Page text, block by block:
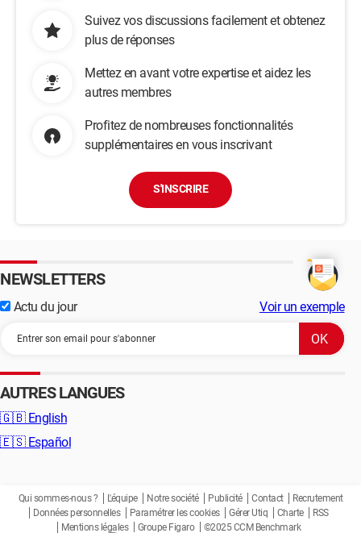
Suivez vos discussions facilement et obtenez
plus de réponses
Mettez en avant votre expertise et aidez les
autres membres
Profitez de nombreuses fonctionnalités
supplémentaires en vous inscrivant
S'INSCRIRE
NEWSLETTERS
Actu du jour Voir un exemple
AUTRES LANGUES
🇬🇧 English
🇪🇸 Español
Qui sommes-nous ? L'équipe Notre société Publicité Contact
Recrutement
Données personnelles
Paramétrer les cookies Gérer Utiq Charte
RSS
Mentions légales
Groupe Figaro ©2025 CCM Benchmark